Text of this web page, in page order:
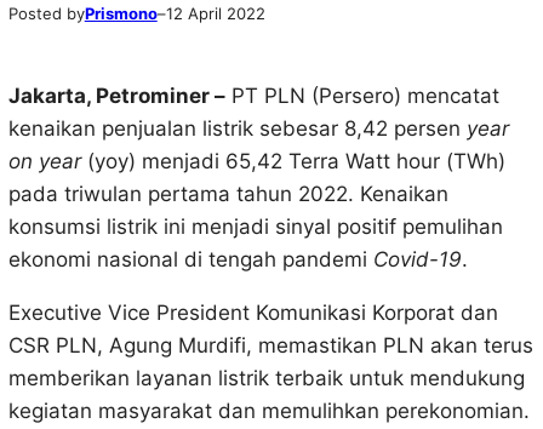
Posted byPrismono–12 April 2022
Jakarta, Petrominer –PT PLN (Persero) mencatat
kenaikan penjualan listrik sebesar 8,42 persen year
on year(yoy) menjadi 65,42 Terra Watt hour (TWh)
pada triwulan pertama tahun 2022. Kenaikan
konsumsi listrik ini menjadi sinyal positif pemulihan
ekonomi nasional di tengah pandemi Covid-19.
Executive Vice President Komunikasi Korporat dan
CSR PLN, Agung Murdifi, memastikan PLN akan terus
memberikan layanan listrik terbaik untuk mendukung
kegiatan masyarakat dan memulihkan perekonomian.